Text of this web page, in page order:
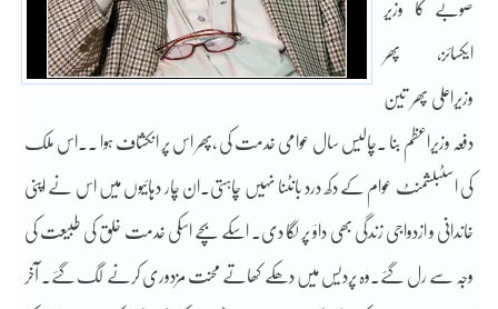
صوبے کا وزیر
ایکسائز، پھر
وزیراعلی پھر تین
دفعہ وزیراعظم بنا ۔چالیس سال عوامی خدمت کی ،پھر اس پر انکشاف ہوا ۔۔اس ملک
کی اسٹبلشمنٹ عوام کے دکھ درد بانٹنا نہیں چاہتی۔ان چار دہائیوں میں اس نے اپنی
خاندانی و ازدواجی زندگی بھی داؤ پر لگا دی۔ اسکے بچے اسکی خدمت خلق کی طبیعت کی
وجہ سے رل گئے۔وہ پردیس میں دھکے کھاتے محنت مزدوری کرنے لگ گئے۔ آخر